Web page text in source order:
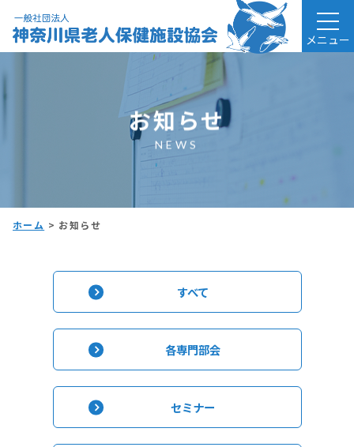
メニュー
お知らせ
NEWS
ホーム > お知らせ
すべて
各専門部会
セミナー